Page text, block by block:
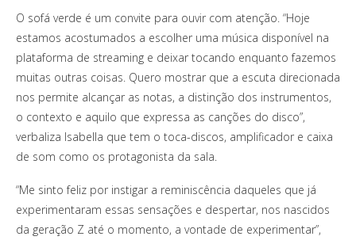
O sofá verde é um convite para ouvir com atenção. “Hoje
estamos acostumados a escolher uma música disponível na
plataforma de streaming e deixar tocando enquanto fazemos
muitas outras coisas. Quero mostrar que a escuta direcionada
nos permite alcançar as notas, a distinção dos instrumentos,
o contexto e aquilo que expressa as canções do disco”,
verbaliza Isabella que tem o toca-discos, amplificador e caixa
de som como os protagonista da sala.
“Me sinto feliz por instigar a reminiscência daqueles que já
experimentaram essas sensações e despertar, nos nascidos
da geração Z até o momento, a vontade de experimentar”,